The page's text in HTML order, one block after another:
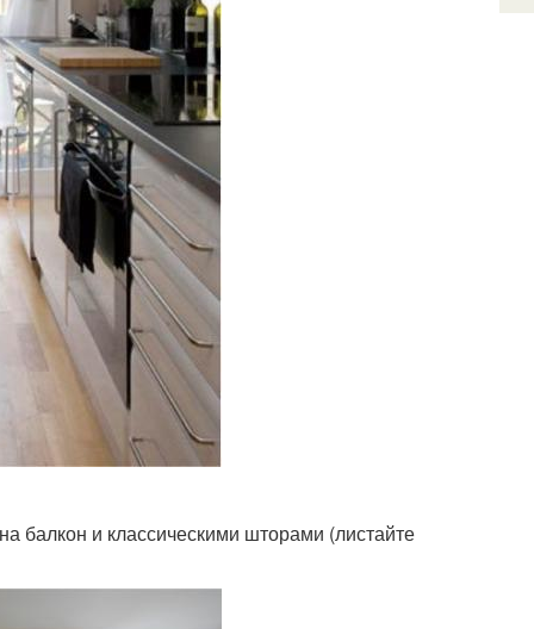
балкон и классическими шторами (листайте